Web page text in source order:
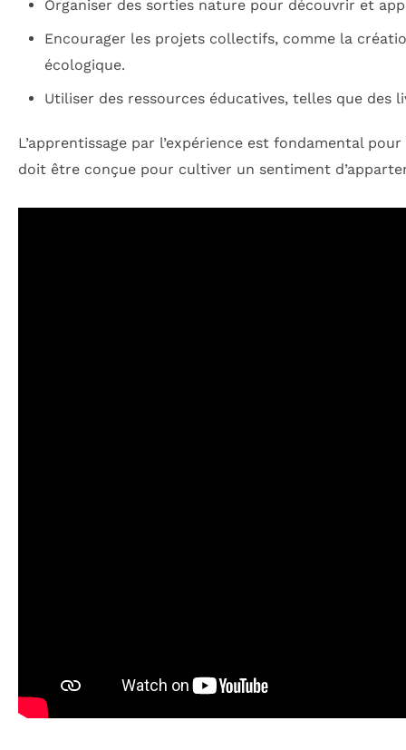
Organiser des sorties nature pour découvrir et
Encourager les projets collectifs, comme la
écologique.
Utiliser des ressources éducatives, telles que des
L’apprentissage par l’expérience est fondamental
doit être conçue pour cultiver un sentiment